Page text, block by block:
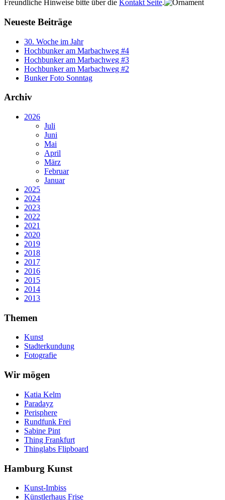
Freundliche Hinweise bitte über die Kontakt Seite.
Neueste Beiträge
30. Woche im Jahr
Hochbunker am Marbachweg #4
Hochbunker am Marbachweg #3
Hochbunker am Marbachweg #2
Bunker Foto Sonntag
Archiv
2026
Juli
Juni
Mai
April
März
Februar
Januar
2025
2024
2023
2022
2021
2020
2019
2018
2017
2016
2015
2014
2013
Themen
Kunst
Stadterkundung
Fotografie
Wir mögen
Katia Kelm
Paradayz
Perisphere
Rundfunk Frei
Sabine Pint
Thing Frankfurt
Thinglabs Flipboard
Hamburg Kunst
Kunst-Imbiss
Künstlerhaus Frise